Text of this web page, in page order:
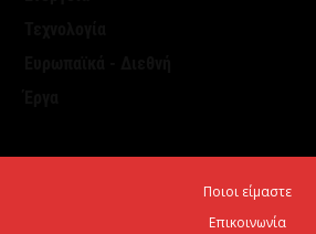
για τη στρατηγική είσοδό του...
Ποιοι είμαστε
Επικοινωνία